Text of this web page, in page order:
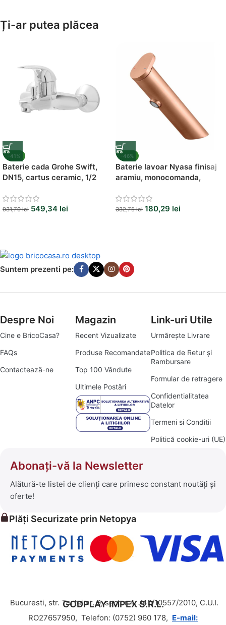
Suporți Hârtie Igenică
Ți-ar putea plăcea
-41%
Baterie cada Grohe Swift,
DN15, cartus ceramic, 1/2
931,70lei 549,34 lei
-46%
Baterie lavoar Nyasa finisaj
aramiu, monocomanda,
332,75lei 180,29 lei
Suntem prezenti pe:
Despre Noi
Cine e BricoCasa?
FAQs
Contactează-ne
Magazin
Recent Vizualizate
Produse Recomandate
Top 100 Vândute
Ultimele Postări
Link-uri Utile
Urmărește Livrare
Politica de Retur și
Rambursare
Formular de retragere
Confidentialitatea
Datelor
Termeni si Conditii
Politică cookie-uri (UE)
Abonați-vă la Newsletter
Alătură-te listei de clienți care primesc constant noutăți și
oferte!
Plăți Securizate prin Netopya
GODPLAY IMPEX S.R.L.
Bucuresti, str. Tortei nr. 9, sector 4, J40/10557/2010, C.U.I.
RO27657950, Telefon: (0752) 960 178, E-mail: